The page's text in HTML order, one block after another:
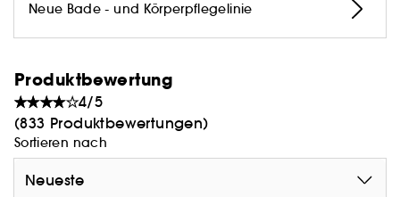
Neue Bade - und Körperpflegelinie
Produktbewertung
4/5
(833 Produktbewertungen)
Sortieren nach
Neueste